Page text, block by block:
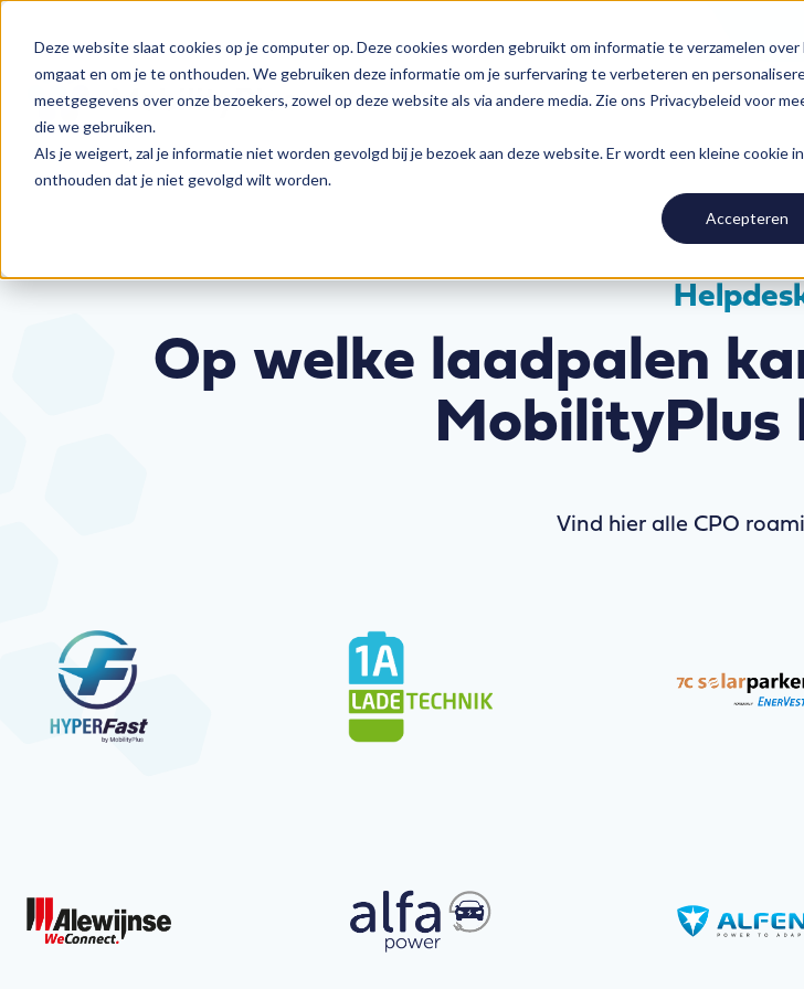
Deze website slaat cookies op je computer op. Deze cookies worden gebruikt om informatie te verzamelen
omgaat en om je te onthouden. We gebruiken deze informatie om je surfervaring te verbeteren en
meetgegevens over onze bezoekers, zowel op deze website als via andere media. Zie ons Privacybeleid voor
die we gebruiken.
Als je weigert, zal je informatie niet worden gevolgd bij je bezoek aan deze website. Er wordt een kleine cookie
onthouden dat je niet gevolgd wilt worden.
Accepteren
Op welke laadpalen
MobilityPlus
Vind hier alle CPO